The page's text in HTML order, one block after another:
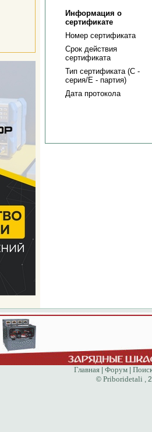
Информация о
сертификате
Номер сертификата
Срок действия
сертификата
Тип сертификата (C -
серия/E - партия)
Дата протокола
Главная| Форум|
© Priboridetali ,